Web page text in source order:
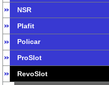
NSR
Plafit
Policar
ProSlot
RevoSlot